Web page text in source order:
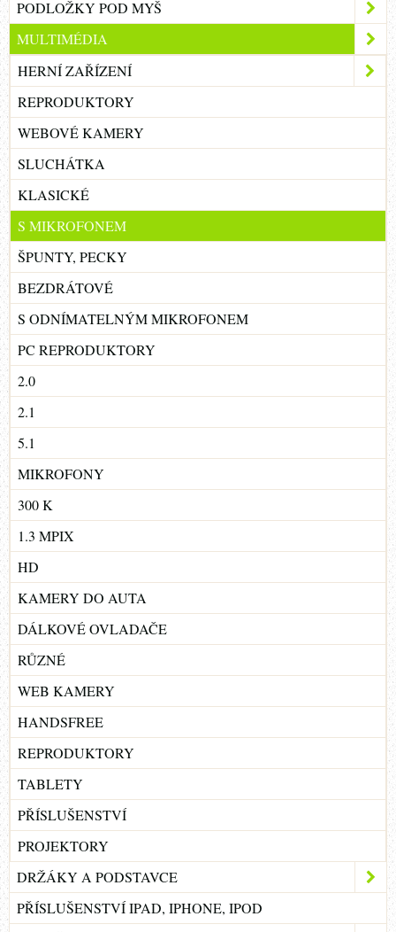
PODLOŽKY POD MYŠ
MULTIMÉDIA
HERNÍ ZAŘÍZENÍ
REPRODUKTORY
WEBOVÉ KAMERY
SLUCHÁTKA
KLASICKÉ
S MIKROFONEM
ŠPUNTY, PECKY
BEZDRÁTOVÉ
S ODNÍMATELNÝM MIKROFONEM
PC REPRODUKTORY
2.0
2.1
5.1
MIKROFONY
300 K
1.3 MPIX
HD
KAMERY DO AUTA
DÁLKOVÉ OVLADAČE
RŮZNÉ
WEB KAMERY
HANDSFREE
REPRODUKTORY
TABLETY
PŘÍSLUŠENSTVÍ
PROJEKTORY
DRŽÁKY A PODSTAVCE
PŘÍSLUŠENSTVÍ IPAD, IPHONE, IPOD